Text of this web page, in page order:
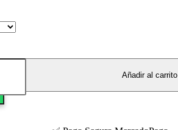
Añadir al carrito